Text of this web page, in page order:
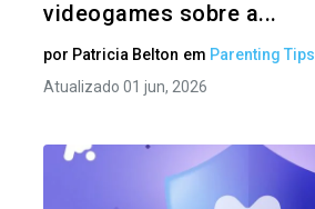
videogames sobre a...
por Patricia Belton em Parenting Tips
Atualizado 01 jun, 2026